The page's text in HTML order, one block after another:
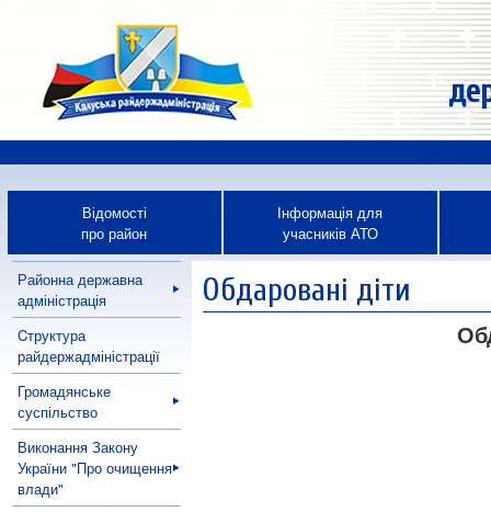
Відомості
про район
Інформація для
учасників АТО
Районна державна
адміністрація
Cтруктура
райдержадміністрації
Громадянське
суспільство
Виконання Закону
України "Про очищення
влади"
Обдаровані діти